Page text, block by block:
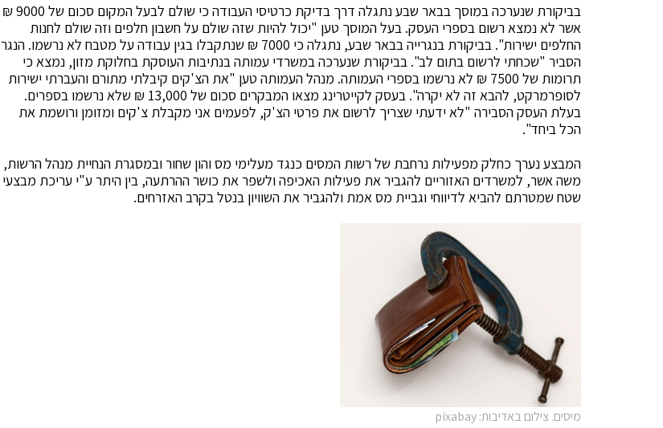
בביקורת שנערכה במוסך בבאר שבע נתגלה דרך בדיקת כרטיסי העבודה כי שולם לבעל המקום סכום של 9000 ₪
אשר לא נמצא רשום בספרי העסק. בעל המוסך טען "יכול להיות שזה שולם על חשבון חלפים וזה שולם לחנות
החלפים ישירות". בביקורת בנגרייה בבאר שבע, נתגלה כי 7000 ₪ שנתקבלו בגין עבודה על מטבח לא נרשמו. הנגר
הסביר "שכחתי לרשום בתום לב". בביקורת שנערכה במשרדי עמותה בנתיבות העוסקת בחלוקת מזון, נמצא כי
תרומות של 7500 ₪ לא נרשמו בספרי העמותה. מנהל העמותה טען "את הצ'קים קיבלתי מתורם והעברתי ישירות
לסופרמרקט, להבא זה לא יקרה". בעסק לקייטרינג מצאו המבקרים סכום של 13,000 ₪ שלא נרשמו בספרים.
בעלת העסק הסבירה "לא ידעתי שצריך לרשום את פרטי הצ'ק, לפעמים אני מקבלת צ'קים ומזומן ורושמת את
הכל ביחד".
המבצע נערך כחלק מפעילות נרחבת של רשות המסים כנגד מעלימי מס והון שחור ובמסגרת הנחיית מנהל הרשות,
משה אשר, למשרדים האזוריים להגביר את פעילות האכיפה ולשפר את כושר ההרתעה, בין היתר ע"י עריכת מבצעי
שטח שמטרתם להביא לדיווחי וגביית מס אמת ולהגביר את השוויון בנטל בקרב האזרחים.
מיסים. צילום באדיבות: pixabay